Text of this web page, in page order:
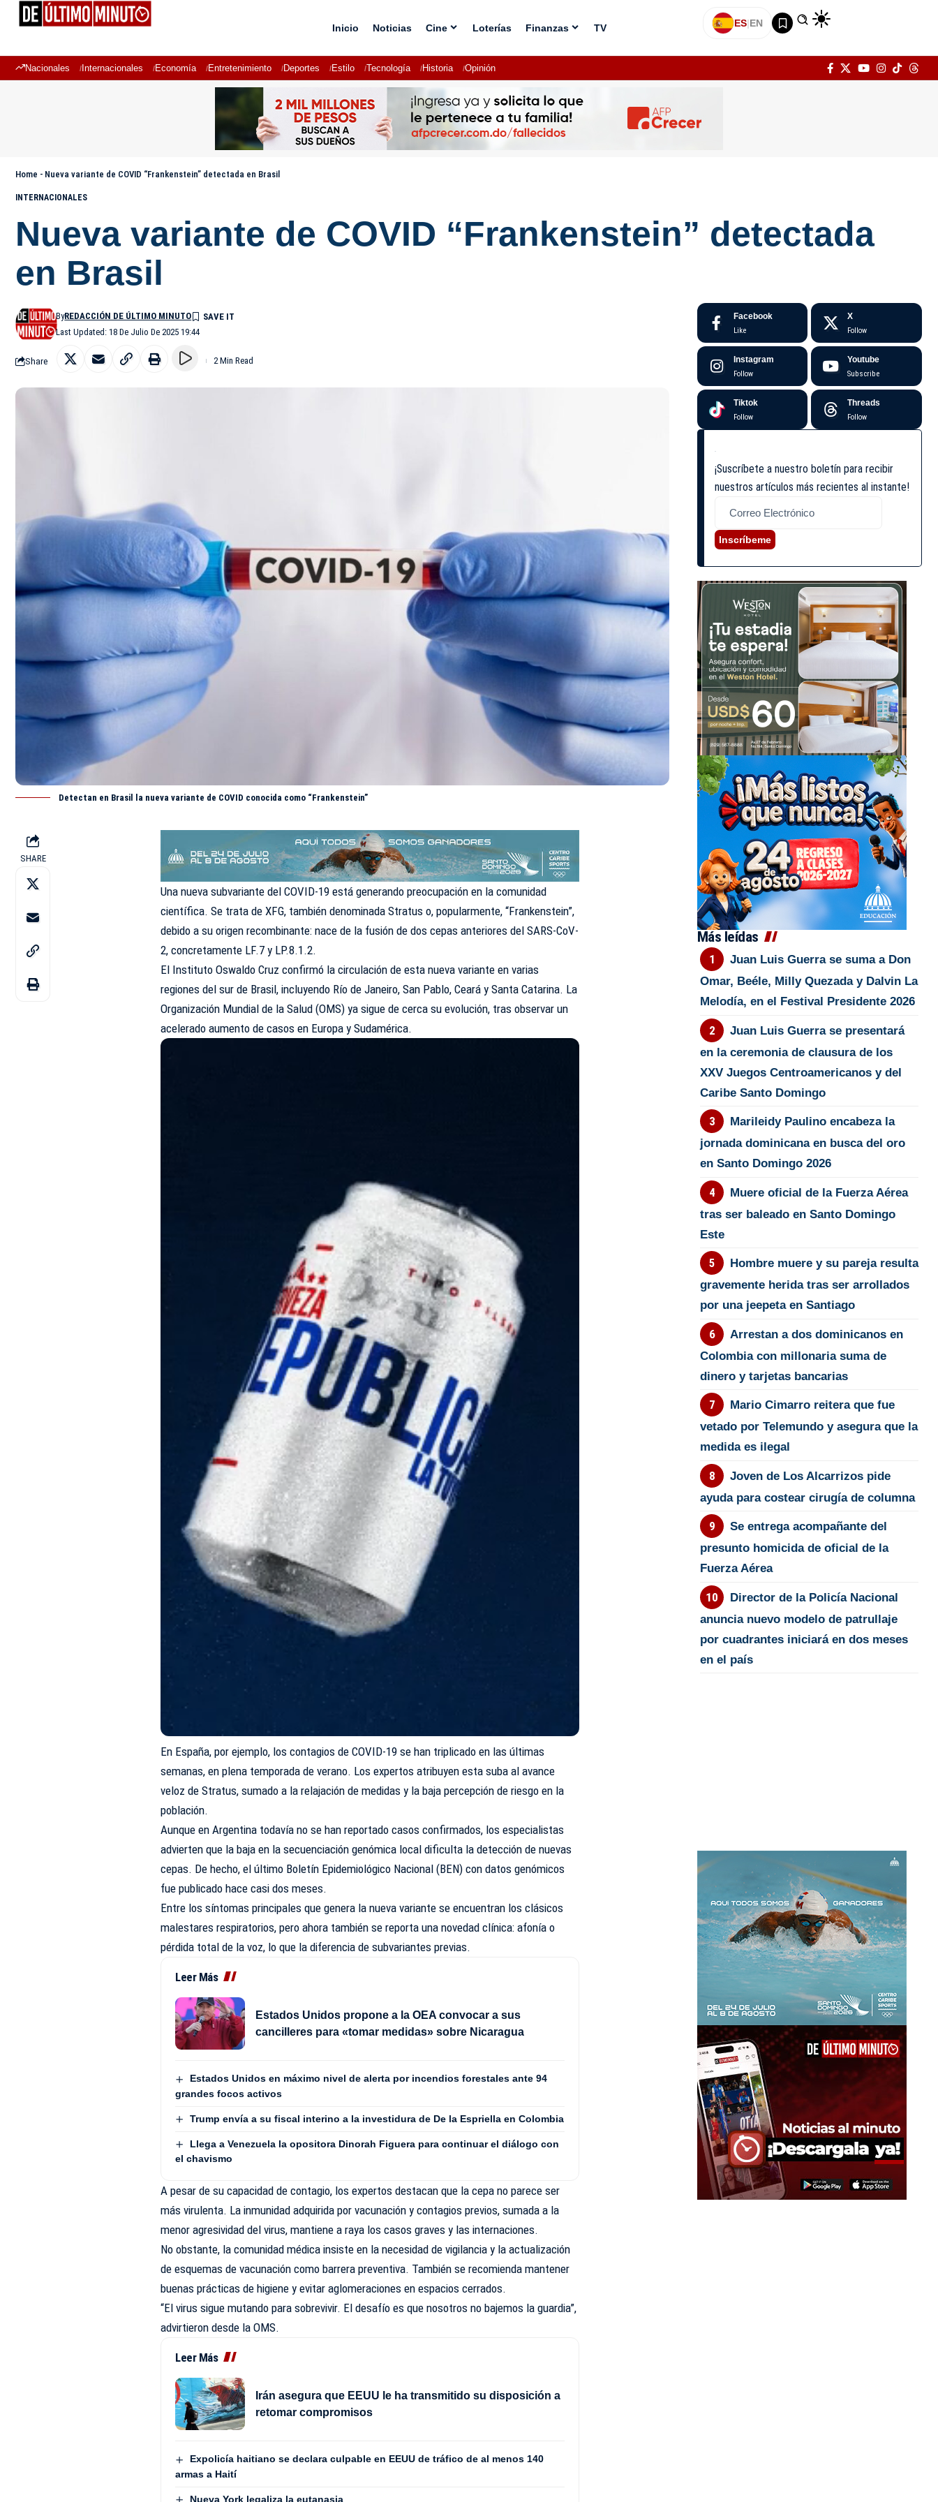
Inicio Noticias Cine Loterías Finanzas TV ES|EN
Nacionales Internacionales Economía Entretenimiento Deportes Estilo Tecnología Historia Opinión
Home - Nueva variante de COVID “Frankenstein” detectada en Brasil
INTERNACIONALES
Nueva variante de COVID “Frankenstein” detectada
en Brasil
Last Updated: 18 De Julio De 2025 19:44
ByREDACCIÓN DE ÚLTIMO MINUTO
Share 2 Min Read
Detectan en Brasil la nueva variante de COVID conocida como “Frankenstein”
SHARE
Una nueva subvariante del COVID-19 está generando preocupación en la comunidad
científica. Se trata de XFG, también denominada Stratus o, popularmente, “Frankenstein”,
debido a su origen recombinante: nace de la fusión de dos cepas anteriores del SARS-CoV-
2, concretamente LF.7 y LP.8.1.2.
El Instituto Oswaldo Cruz confirmó la circulación de esta nueva variante en varias
regiones del sur de Brasil, incluyendo Río de Janeiro, San Pablo, Ceará y Santa Catarina. La
Organización Mundial de la Salud (OMS) ya sigue de cerca su evolución, tras observar un
acelerado aumento de casos en Europa y Sudamérica.
En España, por ejemplo, los contagios de COVID-19 se han triplicado en las últimas
semanas, en plena temporada de verano. Los expertos atribuyen esta suba al avance
veloz de Stratus, sumado a la relajación de medidas y la baja percepción de riesgo en la
población.
Aunque en Argentina todavía no se han reportado casos confirmados, los especialistas
advierten que la baja en la secuenciación genómica local dificulta la detección de nuevas
cepas. De hecho, el último Boletín Epidemiológico Nacional (BEN) con datos genómicos
fue publicado hace casi dos meses.
Entre los síntomas principales que genera la nueva variante se encuentran los clásicos
malestares respiratorios, pero ahora también se reporta una novedad clínica: afonía o
pérdida total de la voz, lo que la diferencia de subvariantes previas.
Leer Más
Estados Unidos propone a la OEA convocar a sus
cancilleres para «tomar medidas» sobre Nicaragua
Estados Unidos en máximo nivel de alerta por incendios forestales ante 94
grandes focos activos
Trump envía a su fiscal interino a la investidura de De la Espriella en Colombia
Llega a Venezuela la opositora Dinorah Figuera para continuar el diálogo con
el chavismo
A pesar de su capacidad de contagio, los expertos destacan que la cepa no parece ser
más virulenta. La inmunidad adquirida por vacunación y contagios previos, sumada a la
menor agresividad del virus, mantiene a raya los casos graves y las internaciones.
No obstante, la comunidad médica insiste en la necesidad de vigilancia y la actualización
de esquemas de vacunación como barrera preventiva. También se recomienda mantener
buenas prácticas de higiene y evitar aglomeraciones en espacios cerrados.
“El virus sigue mutando para sobrevivir. El desafío es que nosotros no bajemos la guardia”,
advirtieron desde la OMS.
Leer Más
Irán asegura que EEUU le ha transmitido su disposición a
retomar compromisos
Expolicía haitiano se declara culpable en EEUU de tráfico de al menos 140
armas a Haití
Nueva York legaliza la eutanasia
Facebook
Like
X
Follow
Instagram
Follow
Youtube
Subscribe
Tiktok
Follow
Threads
Follow
¡Suscríbete a nuestro boletín para recibir
nuestros artículos más recientes al instante!
Inscríbeme
Más leídas
Juan Luis Guerra se suma a Don
Omar, Beéle, Milly Quezada y Dalvin La
Melodía, en el Festival Presidente 2026
Juan Luis Guerra se presentará
en la ceremonia de clausura de los
XXV Juegos Centroamericanos y del
Caribe Santo Domingo
Marileidy Paulino encabeza la
jornada dominicana en busca del oro
en Santo Domingo 2026
Muere oficial de la Fuerza Aérea
tras ser baleado en Santo Domingo
Este
Hombre muere y su pareja resulta
gravemente herida tras ser arrollados
por una jeepeta en Santiago
Arrestan a dos dominicanos en
Colombia con millonaria suma de
dinero y tarjetas bancarias
Mario Cimarro reitera que fue
vetado por Telemundo y asegura que la
medida es ilegal
Joven de Los Alcarrizos pide
ayuda para costear cirugía de columna
Se entrega acompañante del
presunto homicida de oficial de la
Fuerza Aérea
Director de la Policía Nacional
anuncia nuevo modelo de patrullaje
por cuadrantes iniciará en dos meses
en el país